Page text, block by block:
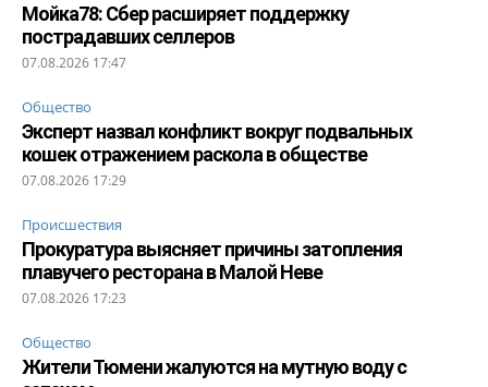
Мойка78: Сбер расширяет поддержку
пострадавших селлеров
07.08.2026 17:47
Общество
Эксперт назвал конфликт вокруг подвальных
кошек отражением раскола в обществе
07.08.2026 17:29
Происшествия
Прокуратура выясняет причины затопления
плавучего ресторана в Малой Неве
07.08.2026 17:23
Общество
Жители Тюмени жалуются на мутную воду с